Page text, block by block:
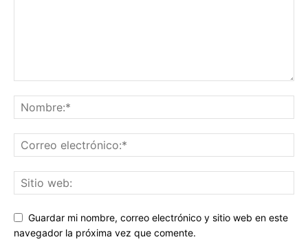
Guardar mi nombre, correo electrónico y sitio web en este
navegador la próxima vez que comente.